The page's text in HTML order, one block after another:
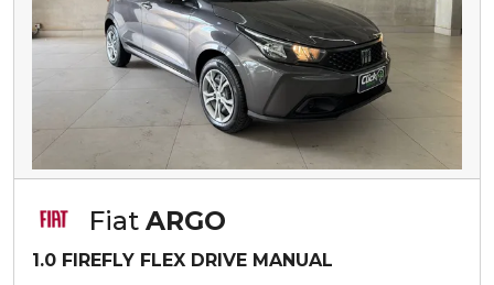
Fiat ARGO
1.0 FIREFLY FLEX DRIVE MANUAL